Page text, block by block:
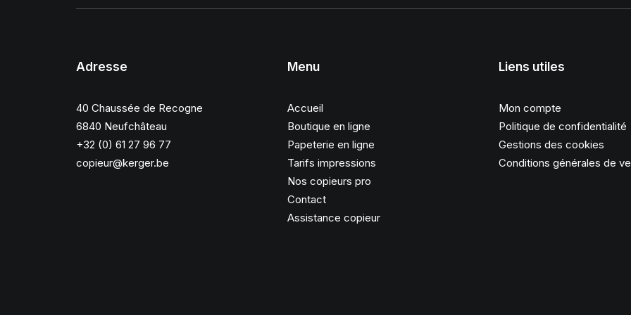
Adresse
40 Chaussée de Recogne
6840 Neufchâteau
+32 (0) 61 27 96 77
copieur@kerger.be
Menu
Accueil
Boutique en ligne
Papeterie en ligne
Tarifs impressions
Nos copieurs pro
Contact
Assistance copieur
Liens utiles
Mon compte
Politique de confidentialité
Gestions des cookies
Conditions générales de